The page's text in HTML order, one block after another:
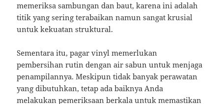
memeriksa sambungan dan baut, karena ini adalah
titik yang sering terabaikan namun sangat krusial
untuk kekuatan struktural.
Sementara itu, pagar vinyl memerlukan
pembersihan rutin dengan air sabun untuk menjaga
penampilannya. Meskipun tidak banyak perawatan
yang dibutuhkan, tetap ada baiknya Anda
melakukan pemeriksaan berkala untuk memastikan